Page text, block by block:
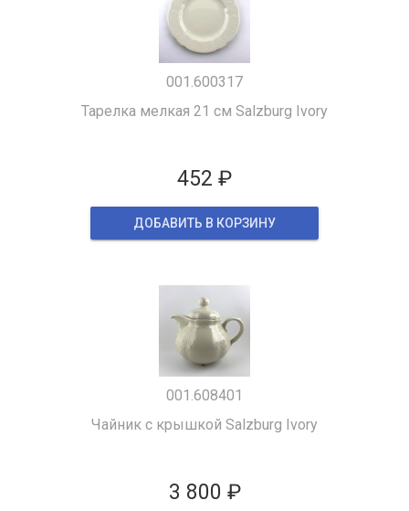
001.600317
Тарелка мелкая 21 см Salzburg Ivory
452 ₽
ДОБАВИТЬ В КОРЗИНУ
001.608401
Чайник с крышкой Salzburg Ivory
3 800 ₽